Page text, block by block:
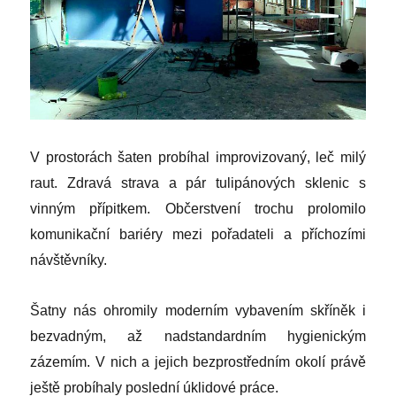
V prostorách šaten probíhal improvizovaný, leč milý
raut. Zdravá strava a pár tulipánových sklenic s
vinným přípitkem. Občerstvení trochu prolomilo
komunikační bariéry mezi pořadateli a příchozími
návštěvníky.
Šatny nás ohromily moderním vybavením skříněk i
bezvadným, až nadstandardním hygienickým
zázemím. V nich a jejich bezprostředním okolí právě
ještě probíhaly poslední úklidové práce.